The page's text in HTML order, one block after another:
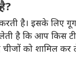
है। इसके लिए
है कि आप किस
को शामिल कर